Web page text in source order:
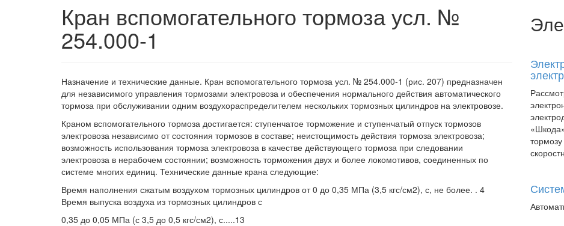
Кран вспомогательного тормоза усл. №
254.000-1
Назначение и технические данные. Кран вспомогательного тормоза усл. № 254.000-1 (рис. 207) предназначен
для независимого управления тормозами электровоза и обеспечения нормального действия автоматического
тормоза при обслуживании одним воздухораспределителем нескольких тормозных цилиндров на электровозе.
Краном вспомогательного тормоза достигается: ступенчатое торможение и ступенчатый отпуск тормозов
электровоза независимо от состояния тормозов в составе; неистощимость действия тормоза электровоза;
возможность использования тормоза электровоза в качестве действующего тормоза при следовании
электровоза в нерабочем состоянии; возможность торможения двух и более локомотивов, соединенных по
системе многих единиц. Технические данные крана следующие:
Время наполнения сжатым воздухом тормозных цилиндров от 0 до 0,35 МПа (3,5 кгс/см2), с, не более. . 4
Время выпуска воздуха из тормозных цилиндров с
0,35 до 0,05 МПа (с 3,5 до 0,5 кгс/см2), с.....13